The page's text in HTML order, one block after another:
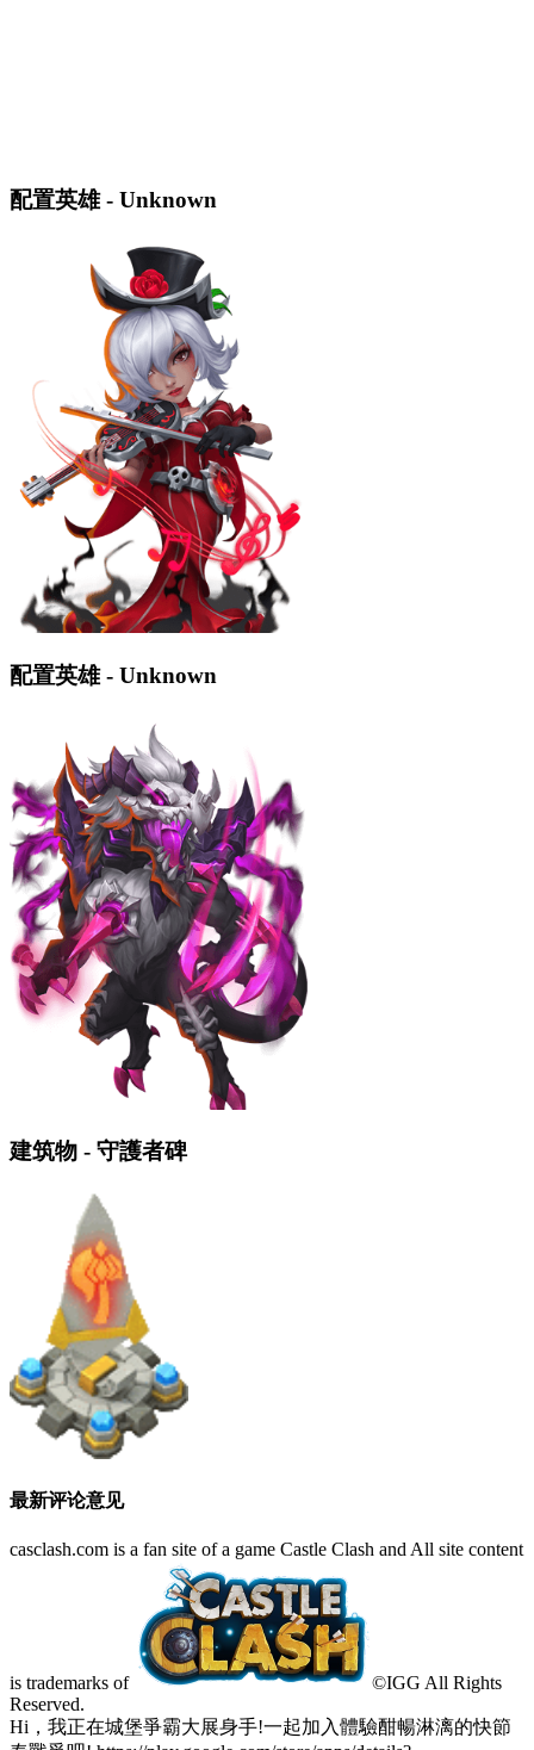
配置英雄 - Unknown
配置英雄 - Unknown
建筑物 - 守護者碑
最新评论意见
casclash.com is a fan site of a game Castle Clash and All site content
is trademarks of
©IGG All Rights
Reserved.
Hi，我正在城堡爭霸大展身手!一起加入體驗酣暢淋漓的快節